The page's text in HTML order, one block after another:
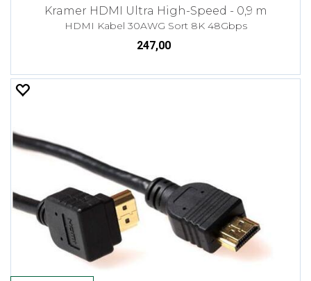
Kramer HDMI Ultra High-Speed - 0,9 m
HDMI Kabel 30AWG Sort 8K 48Gbps
247,00